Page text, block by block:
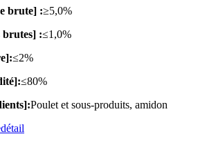
brute] :≥5,0%
brutes] :≤1,0%
≤2%
≤80%
Poulet et sous-produits, amidon
détail